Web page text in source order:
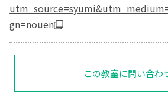
gn=nouen
この教室に問い合わ